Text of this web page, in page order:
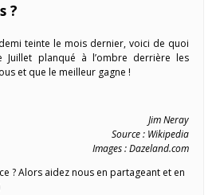
?
teinte le mois dernier, voici de quoi
Juillet planqué à l’ombre derrière les
et que le meilleur gagne !
Jim Neray
Source : Wikipedia
Images : Dazeland.com
? Alors aidez nous en partageant et en